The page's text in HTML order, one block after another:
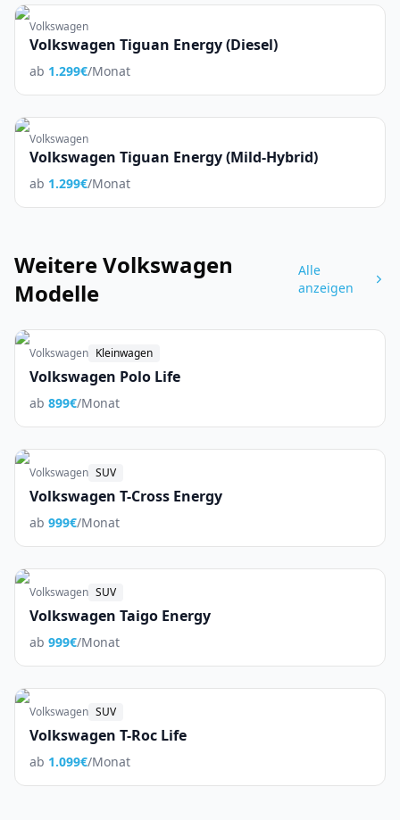
Volkswagen
Volkswagen Tiguan Energy (Diesel)
ab 1.299€/Monat
Volkswagen
Volkswagen Tiguan Energy (Mild-Hybrid)
ab 1.299€/Monat
WeitereVolkswagen
Modelle
Alle
anzeigen
Volkswagen Kleinwagen
Volkswagen Polo Life
ab 899€/Monat
Volkswagen SUV
Volkswagen T-Cross Energy
ab 999€/Monat
Volkswagen SUV
Volkswagen Taigo Energy
ab 999€/Monat
Volkswagen SUV
Volkswagen T-Roc Life
ab 1.099€/Monat